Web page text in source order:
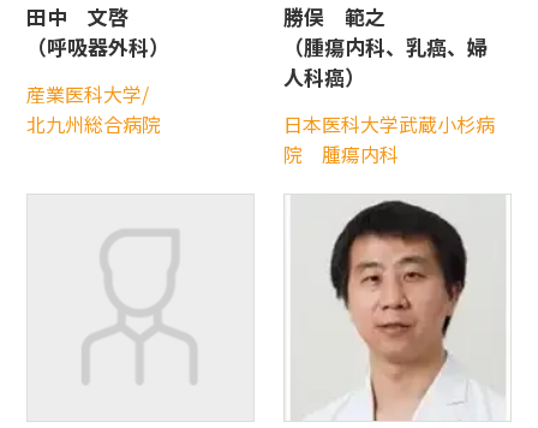
田中 文啓
（呼吸器外科）
産業医科大学/
北九州総合病院
勝俣 範之
（腫瘍内科、乳癌、婦
人科癌）
日本医科大学武蔵小杉病
院 腫瘍内科